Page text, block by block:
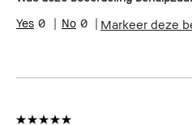
0 0 Markeer deze